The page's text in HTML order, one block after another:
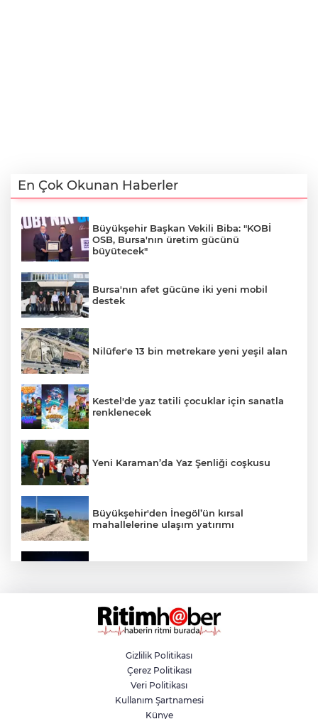
En Çok Okunan Haberler
Büyükşehir Başkan Vekili Biba: "KOBİ
OSB, Bursa'nın üretim gücünü
büyütecek"
Bursa'nın afet gücüne iki yeni mobil
destek
Nilüfer'e 13 bin metrekare yeni yeşil alan
Kestel'de yaz tatili çocuklar için sanatla
renklenecek
Yeni Karaman’da Yaz Şenliği coşkusu
Büyükşehir'den İnegöl’ün kırsal
mahallelerine ulaşım yatırımı
Aslı Hünel’den Bursa Festivali’nde
unutulmaz gece
Osmangazi Belediyesi istihdama köprü
olmayı sürdürüyor
Gizlilik Politikası
Çerez Politikası
Veri Politikası
Kullanım Şartnamesi
Künye